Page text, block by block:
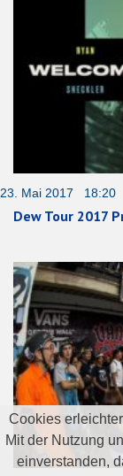
23. Mai 2017 18:20
Dew Tour 2017
Cookies
Mit der Nutzung
einverstanden,